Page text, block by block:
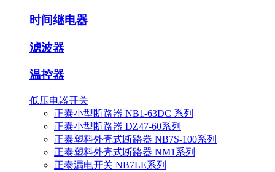
时间继电器
滤波器
温控器
低压电器开关
正泰小型断路器 NB1-63DC 系列
正泰小型断路器 DZ47-60系列
正泰塑料外壳式断路器 NB7S-100系列
正泰塑料外壳式断路器 NM1系列
正泰漏电开关 NB7LE系列